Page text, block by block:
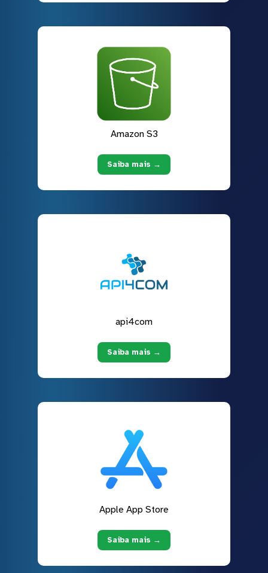
Amazon S3
Saiba mais →
api4com
Saiba mais →
Apple App Store
Saiba mais →